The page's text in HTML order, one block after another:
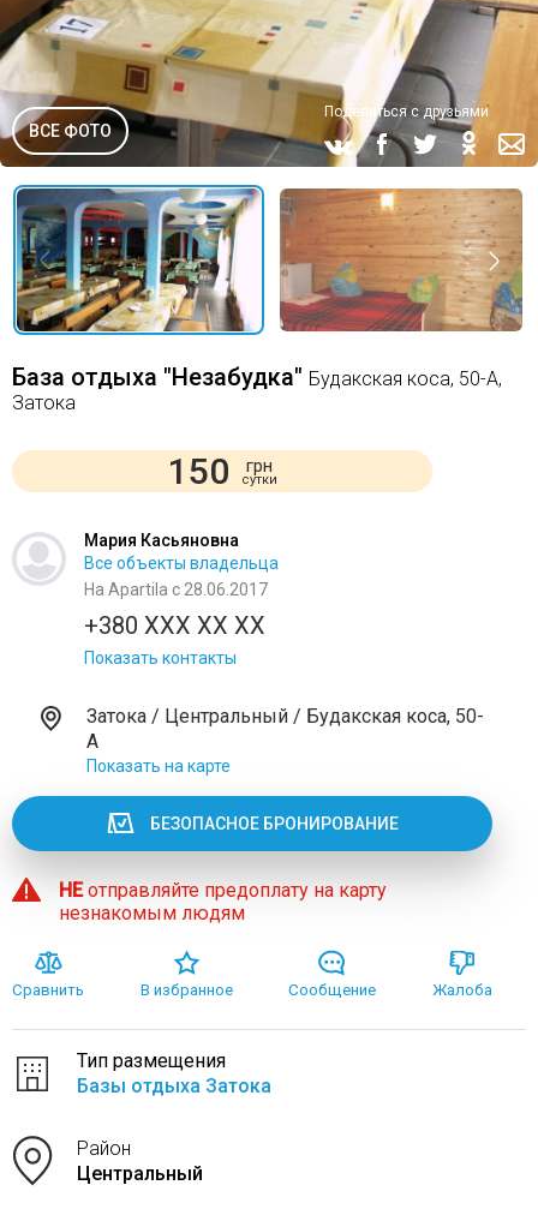
ВСЕ ФОТО
Поделиться с друзьями
База отдыха "Незабудка" Будакская коса, 50-А,
Затока
150 грн
сутки
Мария Касьяновна
Все объекты владельца
На Apartila с 28.06.2017
+380 XXX XX XX
Показать контакты
Затока / Центральный / Будакская коса, 50-
А
Показать на карте
БЕЗОПАСНОЕ БРОНИРОВАНИЕ
НЕотправляйте предоплату на карту
незнакомым людям
Сравнить В избранное Сообщение Жалоба
Тип размещения
Базы отдыха Затока
Район
Центральный